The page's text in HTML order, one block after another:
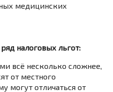
медицинских
налоговых льгот:
всё несколько сложнее,
от местного
могут отличаться от